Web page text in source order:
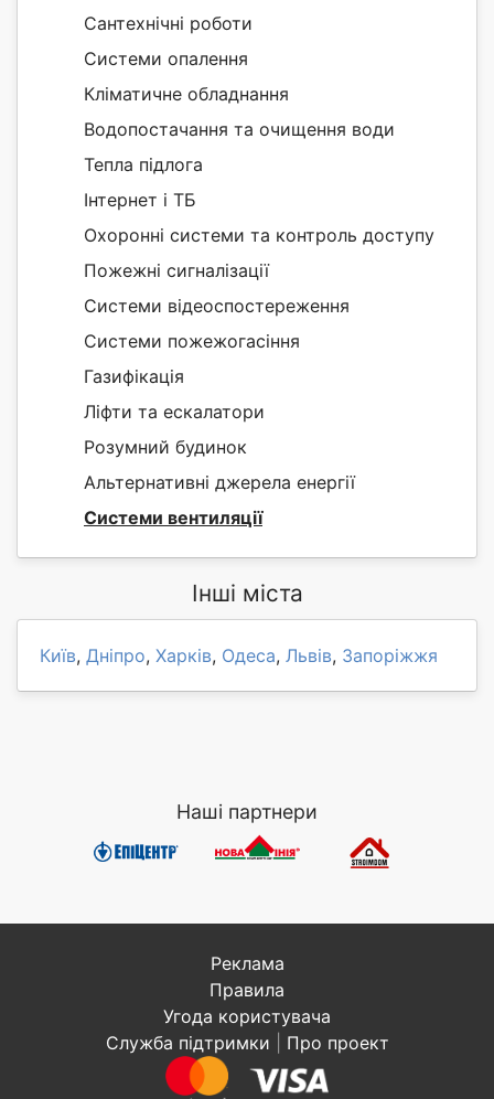
Сантехнічні роботи
Системи опалення
Кліматичне обладнання
Водопостачання та очищення води
Тепла підлога
Інтернет і ТБ
Охоронні системи та контроль доступу
Пожежні сигналізації
Системи відеоспостереження
Системи пожежогасіння
Газифікація
Ліфти та ескалатори
Розумний будинок
Альтернативні джерела енергії
Системи вентиляції
Інші міста
Київ, Дніпро, Харків, Одеса, Львів, Запоріжжя
Наші партнери
Реклама
Правила
Угода користувача
Служба підтримки
Про проект